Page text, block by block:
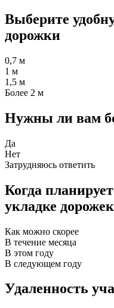
Выберите
дорожки
0,7 м
1 м
1,5 м
Более 2 м
Нужны ли вам
Да
Нет
Затрудняюсь ответить
Когда
укладке
Как можно скорее
В течение месяца
В этом году
В следующем году
Удаленность